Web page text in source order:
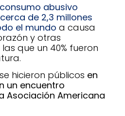
abusivo
de 2,3 millones
el mundo a causa
y otras
que un 40% fueron
hicieron públicos en
un encuentro
Asociación Americana